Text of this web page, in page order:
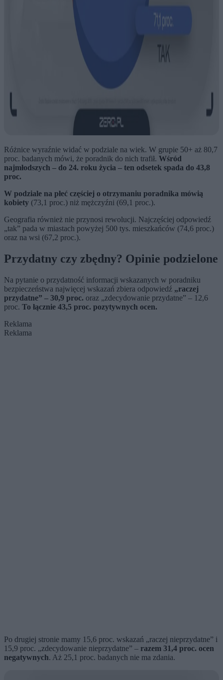
Różnice wyraźnie widać w podziale na wiek. W grupie 50+ aż 80,7
proc. badanych mówi, że poradnik do nich trafił. Wśród
najmłodszych – do 24. roku życia – ten odsetek spada do 43,8
proc.
W podziale na płeć częściej o otrzymaniu poradnika mówią
kobiety (73,1 proc.) niż mężczyźni (69,1 proc.).
Geografia również nie przynosi rewolucji. Najczęściej odpowiedź
„tak” pada w miastach powyżej 500 tys. mieszkańców (74,6 proc.)
oraz na wsi (67,2 proc.).
Przydatny czy zbędny? Opinie podzielone
Na pytanie o przydatność informacji wskazanych w poradniku
bezpieczeństwa najwięcej wskazań zbiera odpowiedź „raczej
przydatne” – 30,9 proc. oraz „zdecydowanie przydatne” – 12,6
proc. To łącznie 43,5 proc. pozytywnych ocen.
Reklama
Reklama
Po drugiej stronie mamy 15,6 proc. wskazań „raczej nieprzydatne” i
15,9 proc. „zdecydowanie nieprzydatne” – razem 31,4 proc. ocen
negatywnych. Aż 25,1 proc. badanych nie ma zdania.